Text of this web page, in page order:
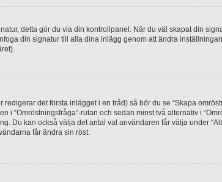
detta gör du via din kontrollpanel. När du väl skapat din
din signatur till alla dina inlägg genom att ändra
det första inlägget i en tråd) så bör du se “Skapa
i “Omröstningsfråga”-rutan och sedan minst två alternativ i
Du kan också välja det antal val användaren får välja under
får ändra sin röst.